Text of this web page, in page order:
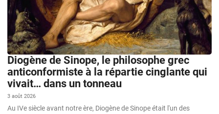
Diogène de Sinope, le philosophe grec
anticonformiste à la répartie cinglante qui
vivait… dans un tonneau
3 août 2026
Au IVe siècle avant notre ère, Diogène de Sinope était l'un des